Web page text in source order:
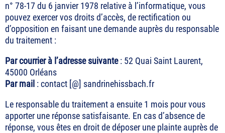
n° 78-17 du 6 janvier 1978 relative à l’informatique, vous
pouvez exercer vos droits d’accès, de rectification ou
d’opposition en faisant une demande auprès du responsable
du traitement :
Par courrier à l’adresse suivante: 52 Quai Saint Laurent,
45000 Orléans
Par mail : contact [@] sandrinehissbach.fr
Le responsable du traitement a ensuite 1 mois pour vous
apporter une réponse satisfaisante. En cas d’absence de
réponse, vous êtes en droit de déposer une plainte auprès de